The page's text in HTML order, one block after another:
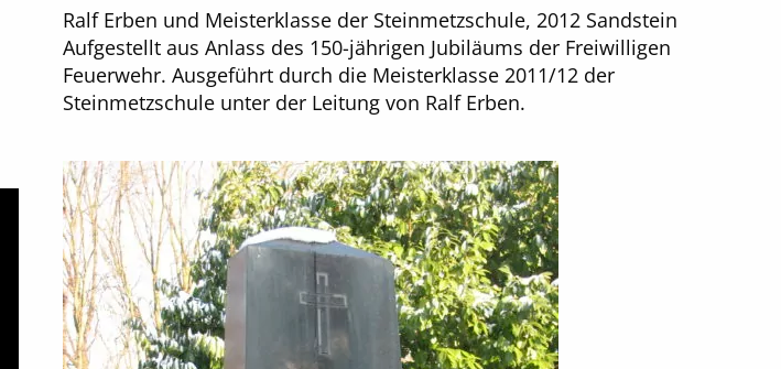
Ralf Erben und Meisterklasse der Steinmetzschule, 2012 Sandstein
Aufgestellt aus Anlass des 150-jährigen Jubiläums der Freiwilligen
Feuerwehr. Ausgeführt durch die Meisterklasse 2011/12 der
Steinmetzschule unter der Leitung von Ralf Erben.